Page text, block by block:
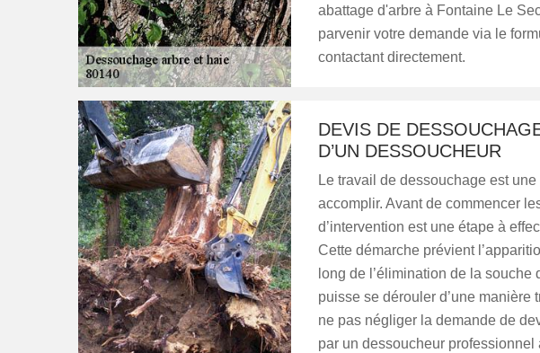
abattage d'arbre à Fontaine Le
parvenir votre demande via le
contactant directement.
DEVIS DE
D’UN DESSOUCHEUR
Le travail de dessouchage est
accomplir. Avant de commencer
d’intervention est une étape à
Cette démarche prévient
long de l’élimination de la souche
puisse se dérouler d’une manière
ne pas négliger la demande de
par un dessoucheur